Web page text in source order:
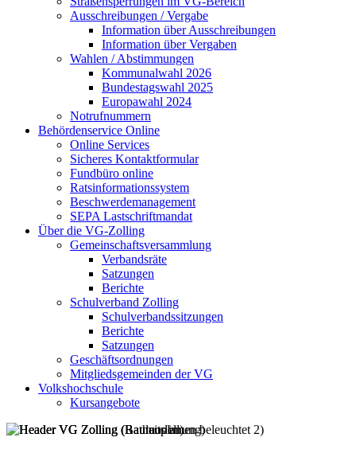
Ausschreibungen / Vergabe
Information über Ausschreibungen
Information über Vergaben
Wahlen / Abstimmungen
Kommunalwahl 2026
Bundestagswahl 2025
Europawahl 2024
Notrufnummern
Behördenservice Online
Online Services
Sicheres Kontaktformular
Fundbüro online
Ratsinformationssystem
Beschwerdemanagement
SEPA Lastschriftmandat
Über die VG-Zolling
Gemeinschaftsversammlung
Verbandsräte
Satzungen
Berichte
Schulverband Zolling
Schulverbandssitzungen
Berichte
Satzungen
Geschäftsordnungen
Mitgliedsgemeinden der VG
Volkshochschule
Kursangebote